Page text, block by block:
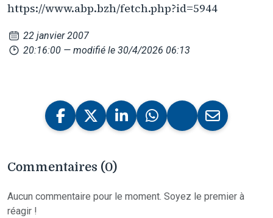
https://www.abp.bzh/fetch.php?id=5944
22 janvier 2007
20:16:00 — modifié le 30/4/2026 06:13
Commentaires (0)
Aucun commentaire pour le moment. Soyez le premier à
réagir !